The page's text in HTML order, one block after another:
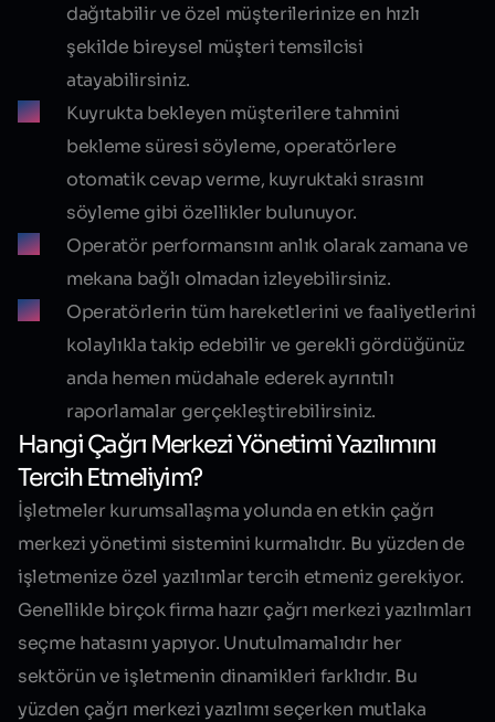
dağıtabilir ve özel müşterilerinize en hızlı
şekilde bireysel müşteri temsilcisi
atayabilirsiniz.
Kuyrukta bekleyen müşterilere tahmini
bekleme süresi söyleme, operatörlere
otomatik cevap verme, kuyruktaki sırasını
söyleme gibi özellikler bulunuyor.
Operatör performansını anlık olarak zamana ve
mekana bağlı olmadan izleyebilirsiniz.
Operatörlerin tüm hareketlerini ve faaliyetlerini
kolaylıkla takip edebilir ve gerekli gördüğünüz
anda hemen müdahale ederek ayrıntılı
raporlamalar gerçekleştirebilirsiniz.
Hangi Çağrı Merkezi Yönetimi Yazılımını
Tercih Etmeliyim?
İşletmeler kurumsallaşma yolunda en etkin çağrı
merkezi yönetimi sistemini kurmalıdır. Bu yüzden de
işletmenize özel yazılımlar tercih etmeniz gerekiyor.
Genellikle birçok firma hazır çağrı merkezi yazılımları
seçme hatasını yapıyor. Unutulmamalıdır her
sektörün ve işletmenin dinamikleri farklıdır. Bu
yüzden çağrı merkezi yazılımı seçerken mutlaka